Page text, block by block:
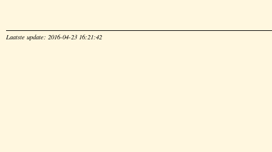
Laatste update: 2016-04-23 16:21:42